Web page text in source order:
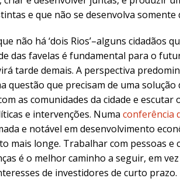
e que não se desenvolva somente
não há ‘dois Rios’–alguns cidadãos
das favelas é fundamental para o
tarde demais. A perspectiva
questão que precisam de uma solução
as comunidades da cidade e escutar
e intervenções. Numa conferência
e notável em desenvolvimento
mais longe. Trabalhar com pessoas e
é o melhor caminho a seguir, em
de investidores de curto prazo.